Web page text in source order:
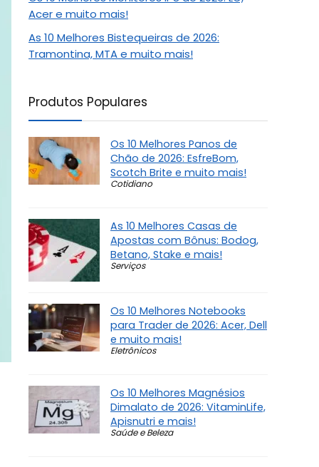
Acer e muito mais!
As 10 Melhores Bistequeiras de 2026:
Tramontina, MTA e muito mais!
Produtos Populares
Os 10 Melhores Panos de
Chão de 2026: EsfreBom,
Scotch Brite e muito mais!
Cotidiano
As 10 Melhores Casas de
Apostas com Bônus: Bodog,
Betano, Stake e mais!
Serviços
Os 10 Melhores Notebooks
para Trader de 2026: Acer, Dell
e muito mais!
Eletrônicos
Os 10 Melhores Magnésios
Dimalato de 2026: VitaminLife,
Apisnutri e mais!
Saúde e Beleza